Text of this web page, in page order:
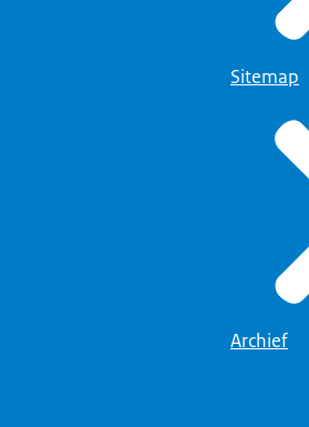
Sitemap
Archief